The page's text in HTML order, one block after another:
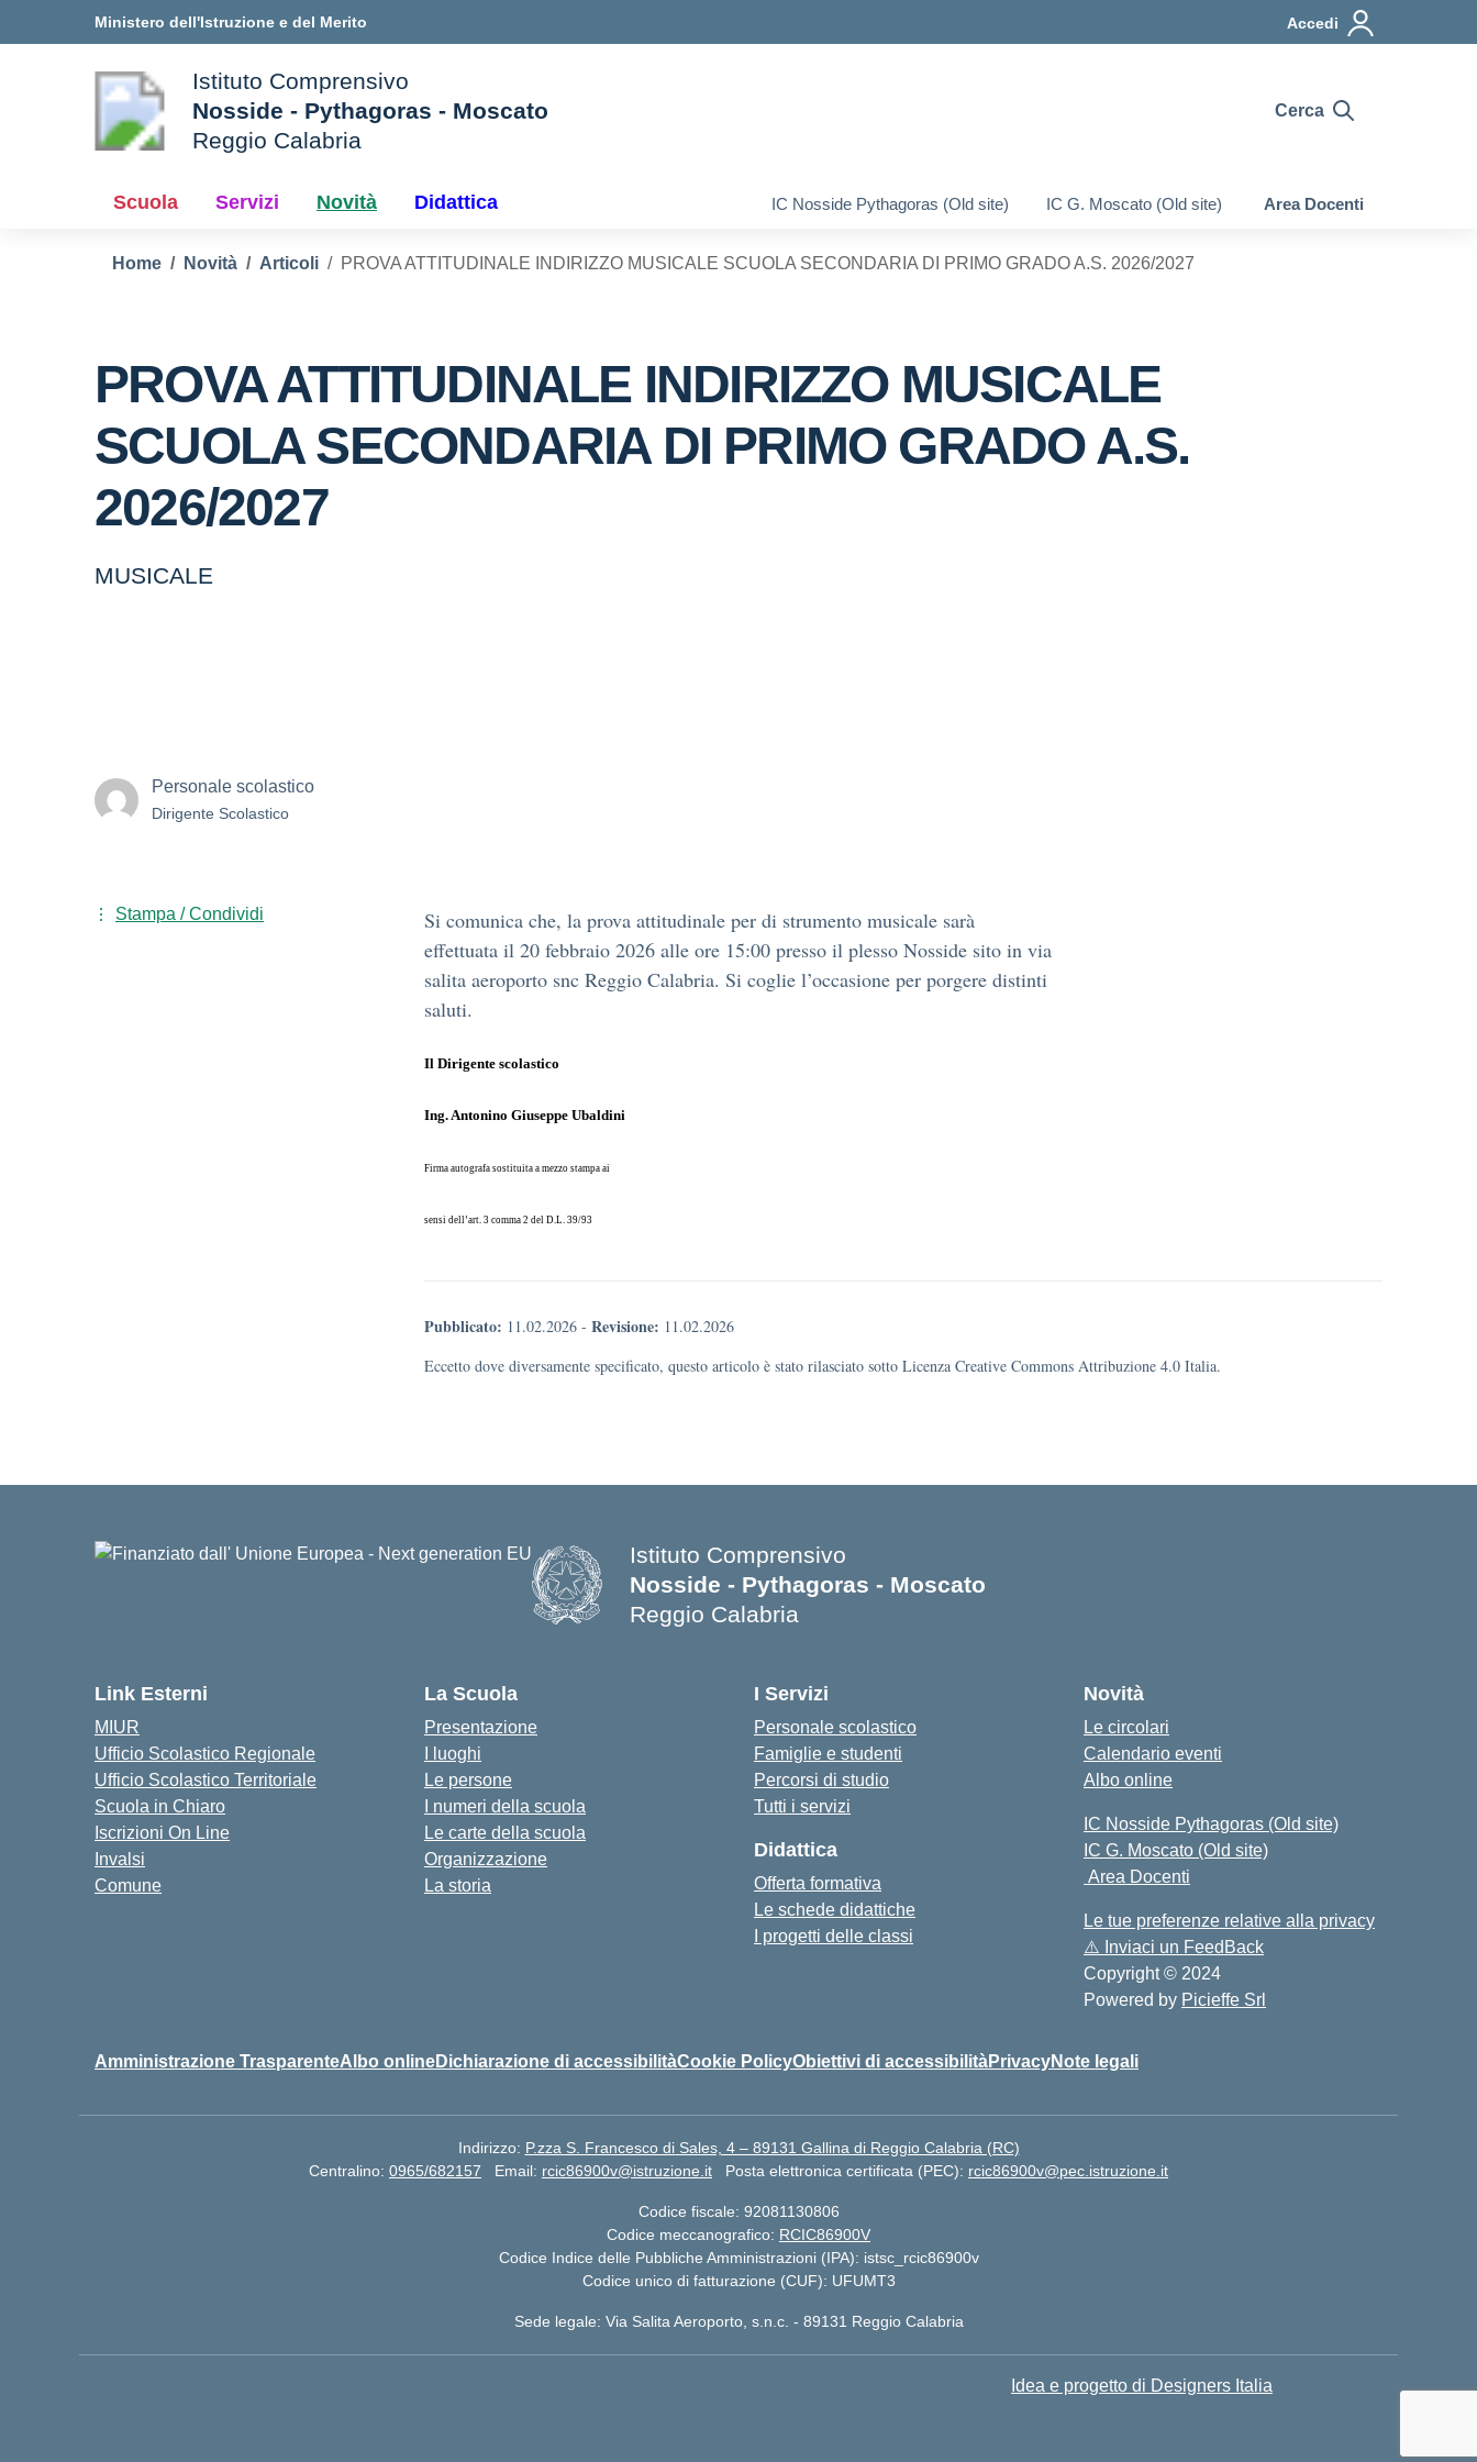
Ministero dell'Istruzione e del Merito Accedi
della scuola
Istituto Comprensivo
Nosside - Pythagoras - Moscato
Reggio Calabria
Cerca
Scuola Servizi Novità Didattica IC Nosside Pythagoras (Old site) IC G. Moscato (Old site) Area Docenti
Home Novità Articoli PROVA ATTITUDINALE INDIRIZZO MUSICALE SCUOLA SECONDARIA DI PRIMO GRADO A.S. 2026/2027
PROVA ATTITUDINALE INDIRIZZO MUSICALE
SCUOLA SECONDARIA DI PRIMO GRADO A.S.
2026/2027
MUSICALE
Personale scolastico
Dirigente Scolastico
Si comunica che, la prova attitudinale per di strumento musicale sarà
effettuata il 20 febbraio 2026 alle ore 15:00 presso il plesso Nosside sito in via
salita aeroporto snc Reggio Calabria. Si coglie l’occasione per porgere distinti
saluti.
Il Dirigente scolastico
Ing. Antonino Giuseppe Ubaldini
Firma autografa sostituita a mezzo stampa ai
sensi dell’art. 3 comma 2 del D.L. 39/93
Pubblicato: 11.02.2026 - Revisione: 11.02.2026
Eccetto dove diversamente specificato, questo articolo è stato rilasciato sotto Licenza Creative Commons Attribuzione 4.0 Italia.
Stampa / Condividi
Istituto Comprensivo
Nosside - Pythagoras - Moscato
Reggio Calabria
Link Esterni
MIUR
Ufficio Scolastico Regionale
Ufficio Scolastico Territoriale
Scuola in Chiaro
Iscrizioni On Line
Invalsi
Comune
La Scuola
Presentazione
I luoghi
Le persone
I numeri della scuola
Le carte della scuola
Organizzazione
La storia
I Servizi
Personale scolastico
Famiglie e studenti
Percorsi di studio
Tutti i servizi
Didattica
Offerta formativa
Le schede didattiche
I progetti delle classi
Novità
Le circolari
Calendario eventi
Albo online
IC Nosside Pythagoras (Old site)
IC G. Moscato (Old site)
Area Docenti
Le tue preferenze relative alla privacy
⚠️ Inviaci un FeedBack
Copyright © 2024
Powered by Picieffe Srl
Amministrazione TrasparenteAlbo onlineDichiarazione di accessibilitàCookie PolicyObiettivi di accessibilitàPrivacyNote legali
Indirizzo: P.zza S. Francesco di Sales, 4 – 89131 Gallina di Reggio Calabria (RC)
Centralino: 0965/682157 Email: rcic86900v@istruzione.it Posta elettronica certificata (PEC): rcic86900v@pec.istruzione.it
Codice fiscale: 92081130806
Codice meccanografico: RCIC86900V
Codice Indice delle Pubbliche Amministrazioni (IPA): istsc_rcic86900v
Codice unico di fatturazione (CUF): UFUMT3
Sede legale: Via Salita Aeroporto, s.n.c. - 89131 Reggio Calabria
Idea e progetto di Designers Italia